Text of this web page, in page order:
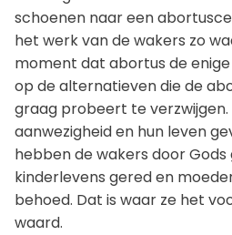
schoenen naar een
het werk van de wakers zo
moment dat abortus de enige
op de alternatieven die de
graag probeert te
aanwezigheid en hun leven
hebben de wakers door
kinderlevens gered en
behoed. Dat is waar ze het
waard.